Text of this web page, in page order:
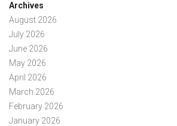
Archives
August 2026
July 2026
June 2026
May 2026
April 2026
March 2026
February 2026
January 2026